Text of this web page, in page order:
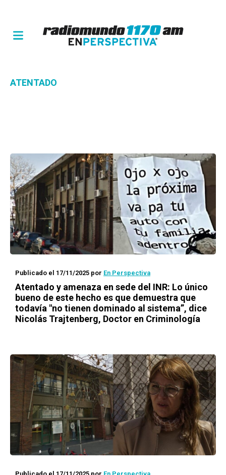
ATENTADO
Publicado el 17/11/2025 por En Perspectiva
Atentado y amenaza en sede del INR: Lo único
bueno de este hecho es que demuestra que
todavía "no tienen dominado al sistema”, dice
Nicolás Trajtenberg, Doctor en Criminología